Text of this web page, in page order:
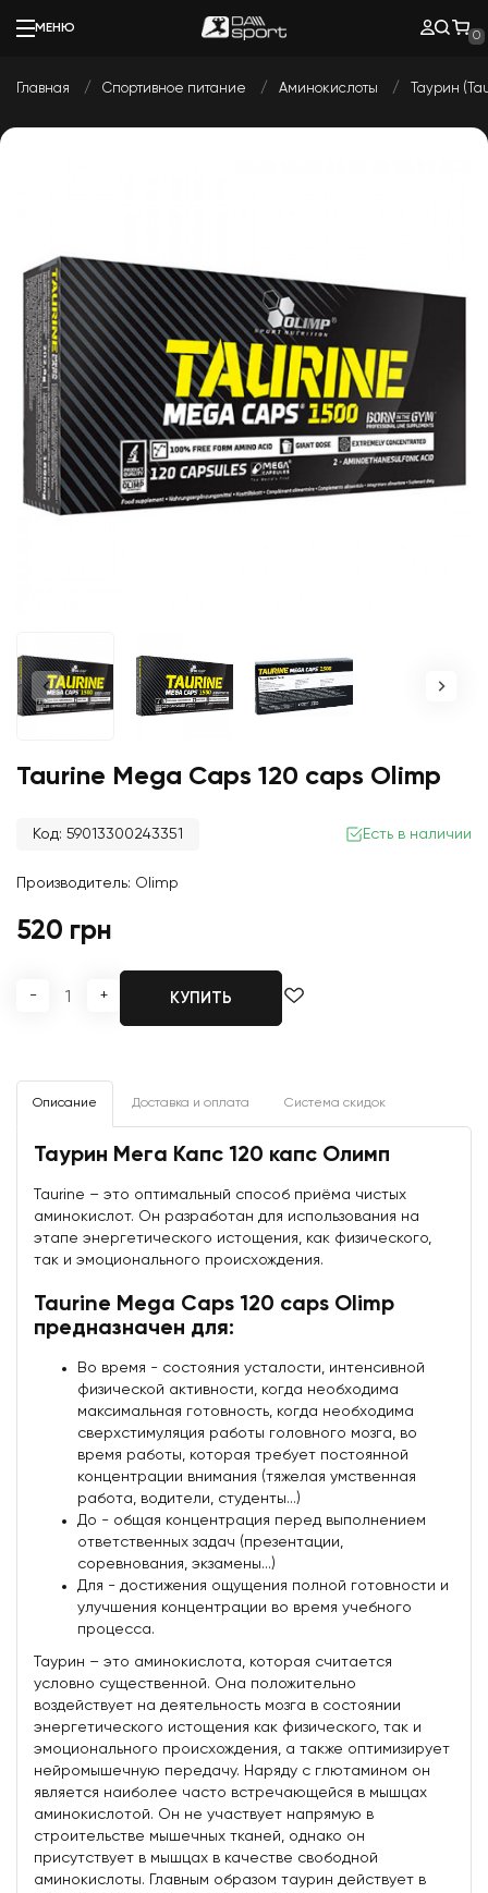
МЕНЮ
0
Главная Спортивное питание Аминокислоты Таурин
Taurine Mega Caps 120 caps Olimp
Код: 59013300243351 Есть в наличии
Производитель: Olimp
520 грн
- + КУПИТЬ
Описание Доставка и оплата Система скидок
Таурин Мега Капс 120 капс Олимп
Taurine – это оптимальный способ приёма чистых
аминокислот. Он разработан для использования на
этапе энергетического истощения, как физического,
так и эмоционального происхождения.
Taurine Mega Caps 120 caps Olimp
предназначен для:
Во время - состояния усталости, интенсивной
физической активности, когда необходима
максимальная готовность, когда необходима
сверхстимуляция работы головного мозга, во
время работы, которая требует постоянной
концентрации внимания (тяжелая умственная
работа, водители, студенты...)
До - общая концентрация перед выполнением
ответственных задач (презентации,
соревнования, экзамены...)
Для - достижения ощущения полной готовности и
улучшения концентрации во время учебного
процесса.
Таурин – это аминокислота, которая считается
условно существенной. Она положительно
воздействует на деятельность мозга в состоянии
энергетического истощения как физического, так и
эмоционального происхождения, а также оптимизирует
нейромышечную передачу. Наряду с глютамином он
является наиболее часто встречающейся в мышцах
аминокислотой. Он не участвует напрямую в
строительстве мышечных тканей, однако он
присутствует в мышцах в качестве свободной
аминокислоты. Главным образом таурин действует в